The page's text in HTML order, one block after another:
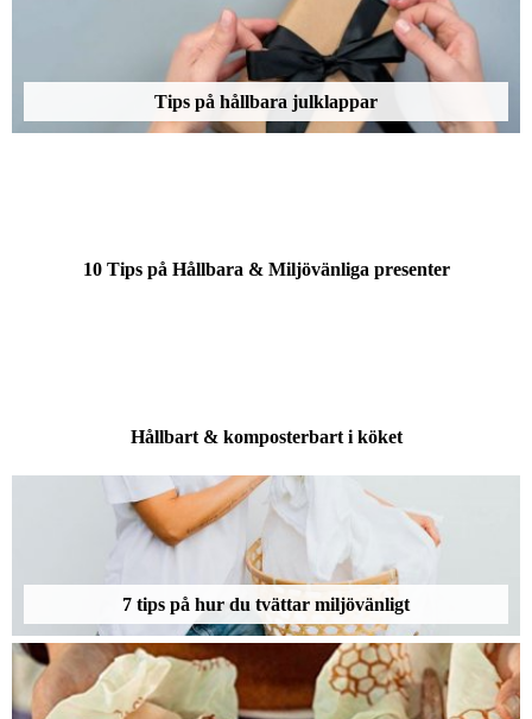
Tips på hållbara julklappar
10 Tips på Hållbara & Miljövänliga presenter
Hållbart & komposterbart i köket
7 tips på hur du tvättar miljövänligt